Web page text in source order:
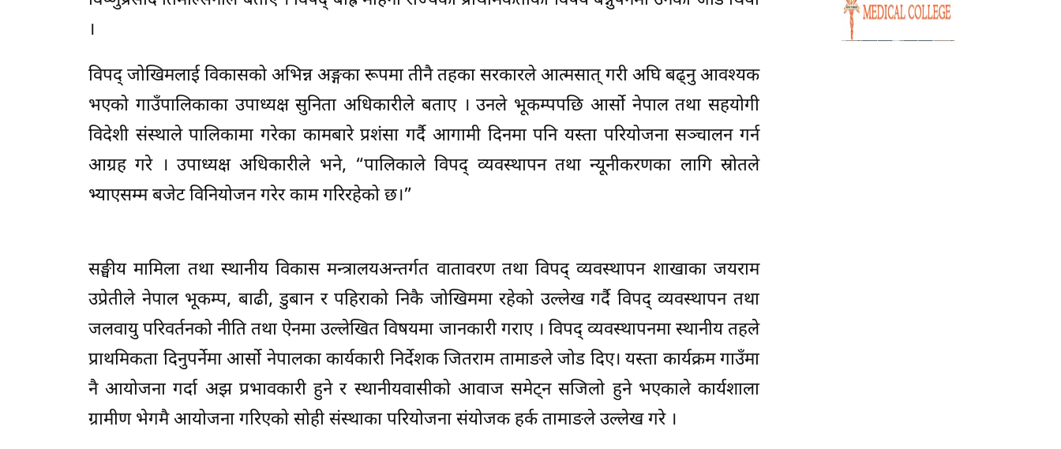
।
विपद् जोखिमलाई विकासको अभिन्न अङ्गका रूपमा तीनै तहका सरकारले आत्मसात् गरी अघि बढ्नु आवश्यक
भएको गाउँपालिकाका उपाध्यक्ष सुनिता अधिकारीले बताए । उनले भूकम्पपछि आर्सो नेपाल तथा सहयोगी
विदेशी संस्थाले पालिकामा गरेका कामबारे प्रशंसा गर्दै आगामी दिनमा पनि यस्ता परियोजना सञ्चालन गर्न
आग्रह गरे । उपाध्यक्ष अधिकारीले भने, “पालिकाले विपद् व्यवस्थापन तथा न्यूनीकरणका लागि स्रोतले
भ्याएसम्म बजेट विनियोजन गरेर काम गरिरहेको छ।”
सङ्घीय मामिला तथा स्थानीय विकास मन्त्रालयअन्तर्गत वातावरण तथा विपद् व्यवस्थापन शाखाका जयराम
उप्रेतीले नेपाल भूकम्प, बाढी, डुबान र पहिराको निकै जोखिममा रहेको उल्लेख गर्दै विपद् व्यवस्थापन तथा
जलवायु परिवर्तनको नीति तथा ऐनमा उल्लेखित विषयमा जानकारी गराए । विपद् व्यवस्थापनमा स्थानीय तहले
प्राथमिकता दिनुपर्नेमा आर्सो नेपालका कार्यकारी निर्देशक जितराम तामाङले जोड दिए। यस्ता कार्यक्रम गाउँमा
नै आयोजना गर्दा अझ प्रभावकारी हुने र स्थानीयवासीको आवाज समेट्न सजिलो हुने भएकाले कार्यशाला
ग्रामीण भेगमै आयोजना गरिएको सोही संस्थाका परियोजना संयोजक हर्क तामाङले उल्लेख गरे ।